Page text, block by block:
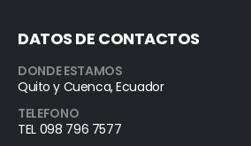
DATOS DE CONTACTOS
DONDE ESTAMOS
Quito y Cuenca, Ecuador
TELEFONO
TEL 098 796 7577